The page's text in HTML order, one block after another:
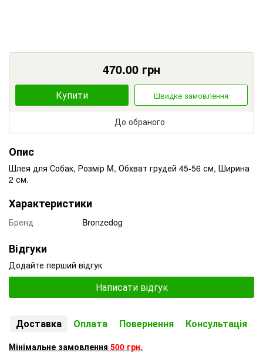
470.00 грн
Купити Швидке замовлення
До обраного
Опис
Шлея для Собак, Розмір M, Обхват грудей 45-56 см, Ширина
2 см.
Характеристики
Бренд Bronzedog
Відгуки
Додайте перший відгук
Написати відгук
Доставка Оплата Повернення Консультація
Мінімальне замовлення 500 грн.